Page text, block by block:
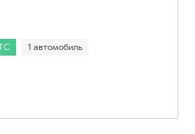
1 автомобиль